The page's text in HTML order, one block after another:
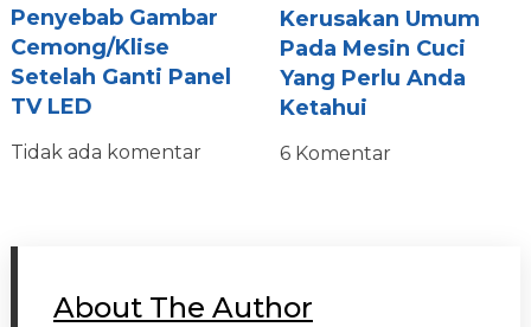
Penyebab Gambar
Cemong/Klise
Setelah Ganti Panel
TV LED
Tidak ada komentar
Kerusakan Umum
Pada Mesin Cuci
Yang Perlu Anda
Ketahui
6 Komentar
About The Author